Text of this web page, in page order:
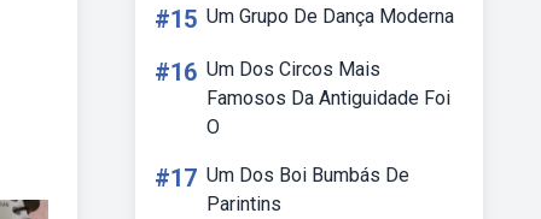
#15 Um Grupo De Dança Moderna
#16 Um Dos Circos Mais
Famosos Da Antiguidade Foi
O
#17 Um Dos Boi Bumbás De
Parintins